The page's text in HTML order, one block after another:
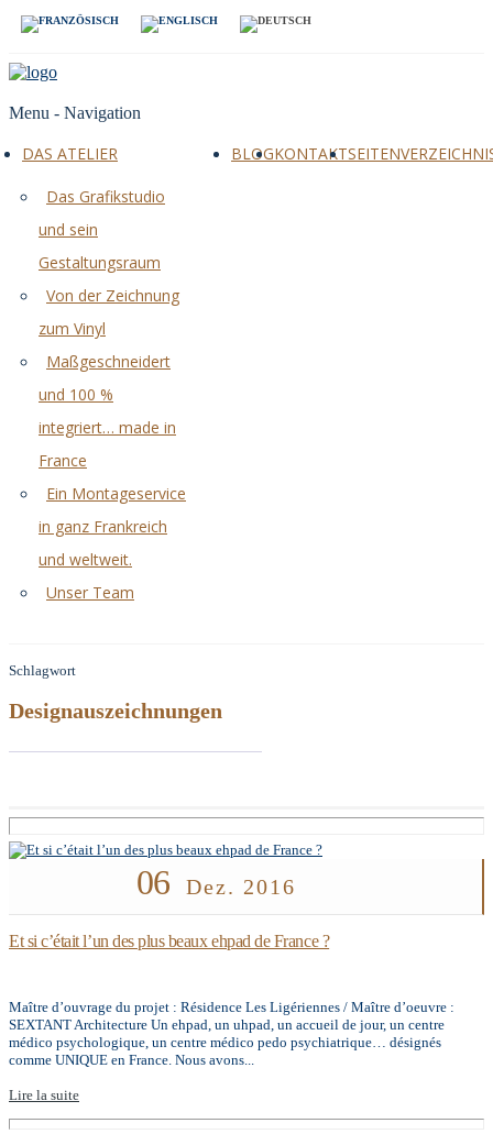
Menu - Navigation
DAS ATELIER
Das Grafikstudio
und sein
Gestaltungsraum
Von der Zeichnung
zum Vinyl
Maßgeschneidert
und 100 %
integriert… made in
France
Ein Montageservice
in ganz Frankreich
und weltweit.
Unser Team
BLOGKONTAKT
Schlagwort
Designauszeichnungen
06 Dez. 2016
Et si c’était l’un des plus beaux ehpad de France ?
Maître d’ouvrage du projet : Résidence Les Ligériennes / Maître d’oeuvre :
SEXTANT Architecture Un ehpad, un uhpad, un accueil de jour, un centre
médico psychologique, un centre médico pedo psychiatrique… désignés
comme UNIQUE en France. Nous avons...
Lire la suite